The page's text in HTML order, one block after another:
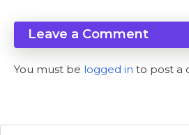
Leave a Comment
You must be logged in to post a